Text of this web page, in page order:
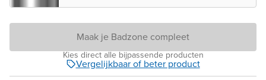
Maak je Badzone compleet
Kies direct alle bijpassende producten
Vergelijkbaar of beter product